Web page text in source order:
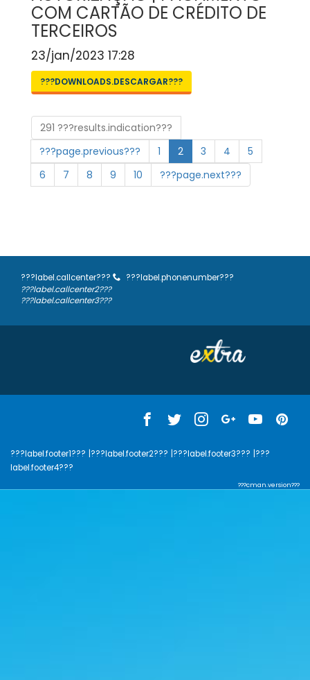
COM CARTÃO DE CRÉDITO DE
TERCEIROS
23/jan/2023 17:28
???DOWNLOADS.DESCARGAR???
291 ???results.indication???
???page.previous???
1 2 3 4
5
6
7 8 9 10 ???page.next???
???label.callcenter???
???label.phonenumber???
???label.callcenter2???
???label.callcenter3???
???label.footer1??? |???label.footer2??? |???label.footer3??? |???
label.footer4???
???cman.version???